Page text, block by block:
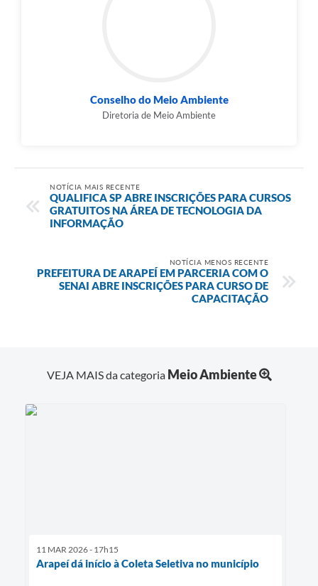
Conselho do Meio Ambiente
Diretoria de Meio Ambiente
NOTÍCIA MAIS RECENTE
QUALIFICA SP ABRE INSCRIÇÕES PARA CURSOS
GRATUITOS NA ÁREA DE TECNOLOGIA DA
INFORMAÇÃO
NOTÍCIA MENOS RECENTE
PREFEITURA DE ARAPEÍ EM PARCERIA COM O
SENAI ABRE INSCRIÇÕES PARA CURSO DE
CAPACITAÇÃO
VEJA MAIS da categoria Meio Ambiente
11 MAR 2026 - 17h15
Arapeí dá início à Coleta Seletiva no município